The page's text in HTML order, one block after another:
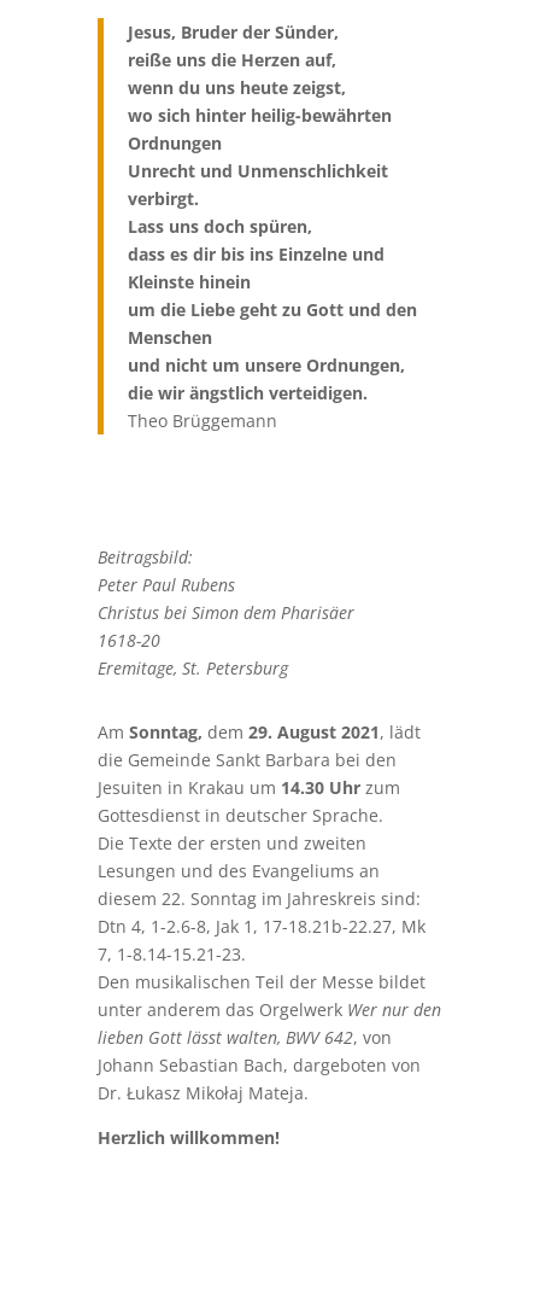
Jesus, Bruder der Sünder,
reiße uns die Herzen auf,
wenn du uns heute zeigst,
wo sich hinter heilig-bewährten
Ordnungen
Unrecht und Unmenschlichkeit
verbirgt.
Lass uns doch spüren,
dass es dir bis ins Einzelne und
Kleinste hinein
um die Liebe geht zu Gott und den
Menschen
und nicht um unsere Ordnungen,
die wir ängstlich verteidigen.
Theo Brüggemann
Beitragsbild:
Peter Paul Rubens
Christus bei Simon dem Pharisäer
1618-20
Eremitage, St. Petersburg
Am Sonntag, dem 29. August 2021, lädt
die Gemeinde Sankt Barbara bei den
Jesuiten in Krakau um 14.30 Uhrzum
Gottesdienst in deutscher Sprache.
Die Texte der ersten und zweiten
Lesungen und des Evangeliums an
diesem 22. Sonntag im Jahreskreis sind:
Dtn 4, 1-2.6-8, Jak 1, 17-18.21b-22.27, Mk
7, 1-8.14-15.21-23.
Den musikalischen Teil der Messe bildet
unter anderem das Orgelwerk Wer nur den
lieben Gott lässt walten, BWV 642, von
Johann Sebastian Bach, dargeboten von
Dr. Łukasz Mikołaj Mateja.
Herzlich willkommen!